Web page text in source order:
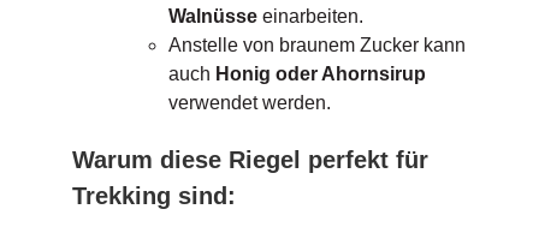
Walnüsseeinarbeiten.
Anstelle von braunem Zucker kann
auch Honig oder Ahornsirup
verwendet werden.
Warum diese Riegel perfekt für
Trekking sind: